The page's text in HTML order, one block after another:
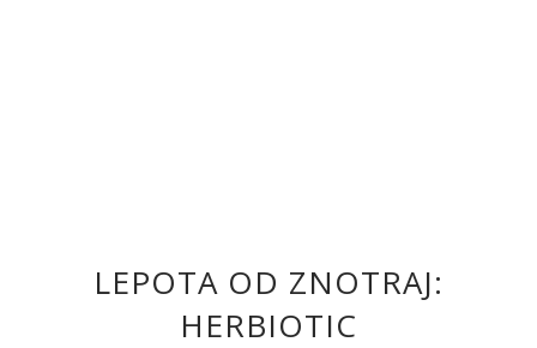
LEPOTA OD ZNOTRAJ:
HERBIOTIC